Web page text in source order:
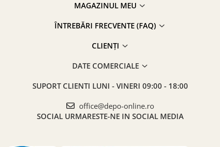
MAGAZINUL MEU
ÎNTREBĂRI FRECVENTE (FAQ)
CLIENȚI
DATE COMERCIALE
SUPORT CLIENTI LUNI - VINERI 09:00 - 18:00
office@depo-online.ro
SOCIAL URMARESTE-NE IN SOCIAL MEDIA